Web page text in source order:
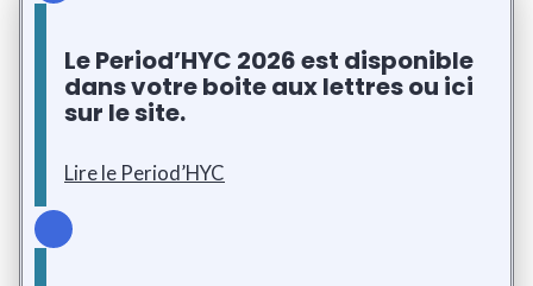
Le Period’HYC 2026 est disponible
dans votre boite aux lettres ou ici
sur le site.
Lire le Period’HYC